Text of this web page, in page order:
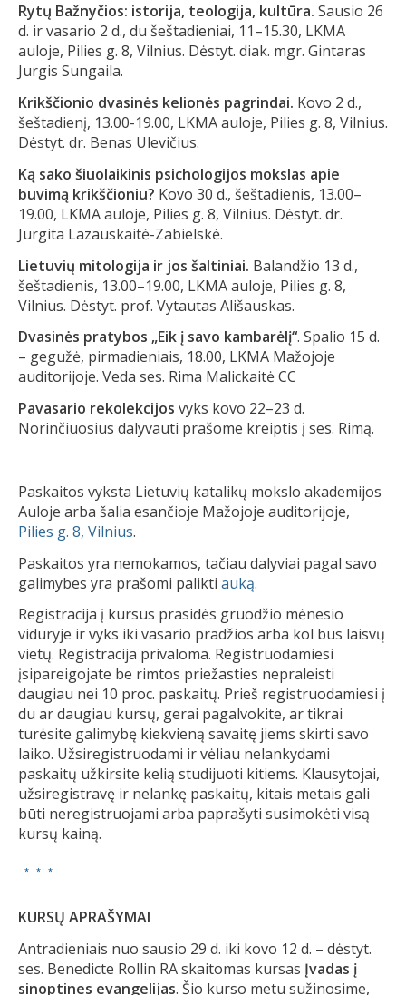
Rytų Bažnyčios: istorija, teologija, kultūra. Sausio 26
d. ir vasario 2 d., du šeštadieniai, 11–15.30, LKMA
auloje, Pilies g. 8, Vilnius. Dėstyt. diak. mgr. Gintaras
Jurgis Sungaila.
Krikščionio dvasinės kelionės pagrindai. Kovo 2 d.,
šeštadienį, 13.00-19.00, LKMA auloje, Pilies g. 8, Vilnius.
Dėstyt. dr. Benas Ulevičius.
Ką sako šiuolaikinis psichologijos mokslas apie
buvimą krikščioniu? Kovo 30 d., šeštadienis, 13.00–
19.00, LKMA auloje, Pilies g. 8, Vilnius. Dėstyt. dr.
Jurgita Lazauskaitė-Zabielskė.
Lietuvių mitologija ir jos šaltiniai. Balandžio 13 d.,
šeštadienis, 13.00–19.00, LKMA auloje, Pilies g. 8,
Vilnius. Dėstyt. prof. Vytautas Ališauskas.
Dvasinės pratybos „Eik į savo kambarėlį“. Spalio 15 d.
– gegužė, pirmadieniais, 18.00, LKMA Mažojoje
auditorijoje. Veda ses. Rima Malickaitė CC
Pavasario rekolekcijos vyks kovo 22–23 d.
Norinčiuosius dalyvauti prašome kreiptis į ses. Rimą.
Paskaitos vyksta Lietuvių katalikų mokslo akademijos
Auloje arba šalia esančioje Mažojoje auditorijoje,
Pilies g. 8, Vilnius.
Paskaitos yra nemokamos, tačiau dalyviai pagal savo
galimybes yra prašomi palikti auką.
Registracija į kursus prasidės gruodžio mėnesio
viduryje ir vyks iki vasario pradžios arba kol bus laisvų
vietų. Registracija privaloma. Registruodamiesi
įsipareigojate be rimtos priežasties nepraleisti
daugiau nei 10 proc. paskaitų. Prieš registruodamiesi į
du ar daugiau kursų, gerai pagalvokite, ar tikrai
turėsite galimybę kiekvieną savaitę jiems skirti savo
laiko. Užsiregistruodami ir vėliau nelankydami
paskaitų užkirsite kelią studijuoti kitiems. Klausytojai,
užsiregistravę ir nelankę paskaitų, kitais metais gali
būti neregistruojami arba paprašyti susimokėti visą
kursų kainą.
* * *
KURSŲ APRAŠYMAI
Antradieniais nuo sausio 29 d. iki kovo 12 d. – dėstyt.
ses. Benedicte Rollin RA skaitomas kursas Įvadas į
sinoptines evangelijas. Šio kurso metu sužinosime,